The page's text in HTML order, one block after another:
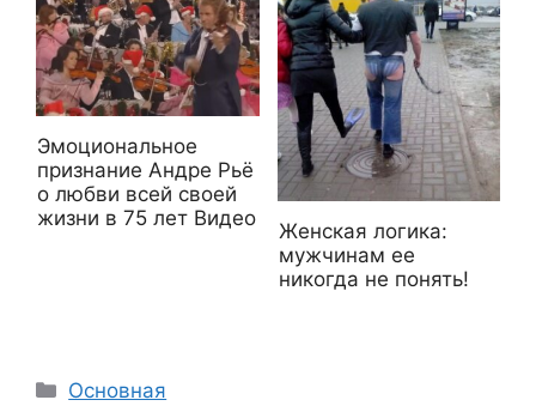
Эмоциональное
признание Андре Рьё
о любви всей своей
жизни в 75 лет Видео
Женская логика:
мужчинам ее
никогда не понять!
Рубрики
Основная